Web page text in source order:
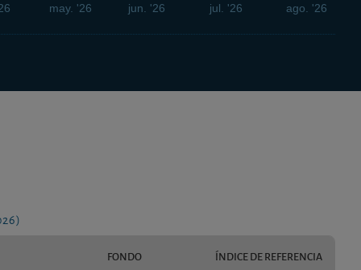
may. '26 jun. '26 jul. '26 ago. '26
FONDO ÍNDICE DE REFERENCIA